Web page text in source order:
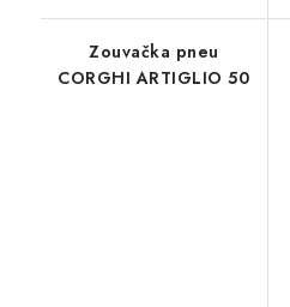
Zouvačka pneu
CORGHI ARTIGLIO 50